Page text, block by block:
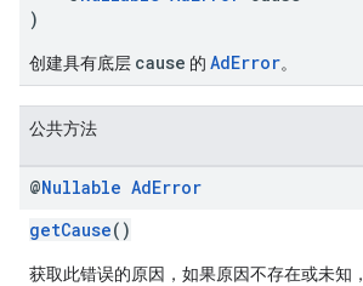
)
创建具有底层 cause 的 AdError。
公共方法
@Nullable AdError
getCause()
获取此错误的原因，如果原因不存在或未知